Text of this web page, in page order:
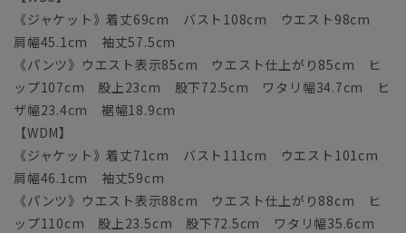
《ジャケット》着丈69cm バスト108cm ウエスト98cm
肩幅45.1cm 袖丈57.5cm
《パンツ》ウエスト表示85cm ウエスト仕上がり85cm ヒ
ップ107cm 股上23cm 股下72.5cm ワタリ幅34.7cm ヒ
ザ幅23.4cm 裾幅18.9cm
【WDM】
《ジャケット》着丈71cm バスト111cm ウエスト101cm
肩幅46.1cm 袖丈59cm
《パンツ》ウエスト表示88cm ウエスト仕上がり88cm ヒ
ップ110cm 股上23.5cm 股下72.5cm ワタリ幅35.6cm